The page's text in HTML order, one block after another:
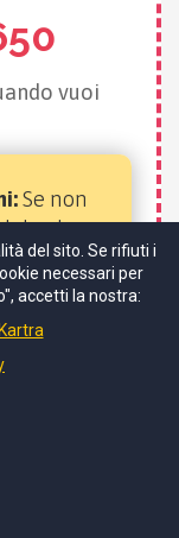
vuoi
Se non
valore
del sito. Se rifiuti i
necessari per
accetti la nostra: